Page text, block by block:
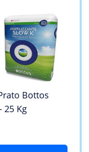
Bottos
25 Kg